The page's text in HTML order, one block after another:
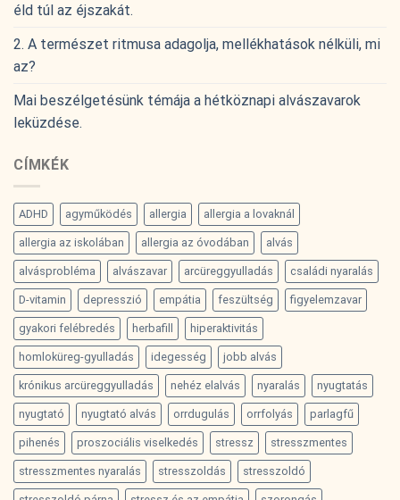
éld túl az éjszakát.
2. A természet ritmusa adagolja, mellékhatások nélküli, mi
az?
Mai beszélgetésünk témája a hétköznapi alvászavarok
leküzdése.
CÍMKÉK
ADHD agyműködés allergia allergia a lovaknál
allergia az iskolában allergia az óvodában alvás
alvásprobléma alvászavar arcüreggyulladás családi nyaralás
D-vitamin depresszió empátia feszültség figyelemzavar
gyakori felébredés herbafill hiperaktivitás
homloküreg-gyulladás idegesség jobb alvás
krónikus arcüreggyulladás nehéz elalvás nyaralás nyugtatás
nyugtató nyugtató alvás orrdugulás orrfolyás parlagfű
pihenés proszociális viselkedés stressz stresszmentes
stresszmentes nyaralás stresszoldás stresszoldó